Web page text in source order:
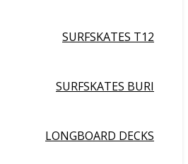
SURFSKATES T12
SURFSKATES BURI
LONGBOARD DECKS